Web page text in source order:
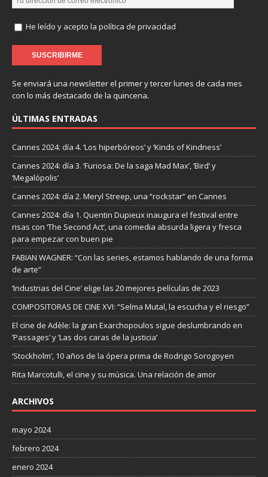
He leído y acepto la política de privacidad
Se enviará una newsletter el primer y tercer lunes de cada mes
con lo más destacado de la quincena.
ÚLTIMAS ENTRADAS
Cannes 2024: día 4. ‘Los hiperbóreos’ y ‘Kinds of Kindness’
Cannes 2024: día 3. ‘Furiosa: De la saga Mad Max’, ‘Bird’ y
‘Megalópolis’
Cannes 2024: día 2. Meryl Streep, una “rockstar” en Cannes
Cannes 2024: día 1. Quentin Dupieux inaugura el festival entre
risas con ‘The Second Act’, una comedia absurda ligera y fresca
para empezar con buen pie
FABIAN WAGNER: “Con las series, estamos hablando de una forma
de arte”
‘Industrias del Cine’ elige las 20 mejores películas de 2023
COMPOSITORAS DE CINE XVI: “Selma Mutal, la escucha y el riesgo”
El cine de Adèle: la gran Exarchopoulos sigue deslumbrando en
’Passages’ y ’Las dos caras de la justicia’
‘Stockholm’, 10 años de la ópera prima de Rodrigo Sorogoyen
Rita Marcotulli, el cine y su música. Una relación de amor
ARCHIVOS
mayo 2024
febrero 2024
enero 2024